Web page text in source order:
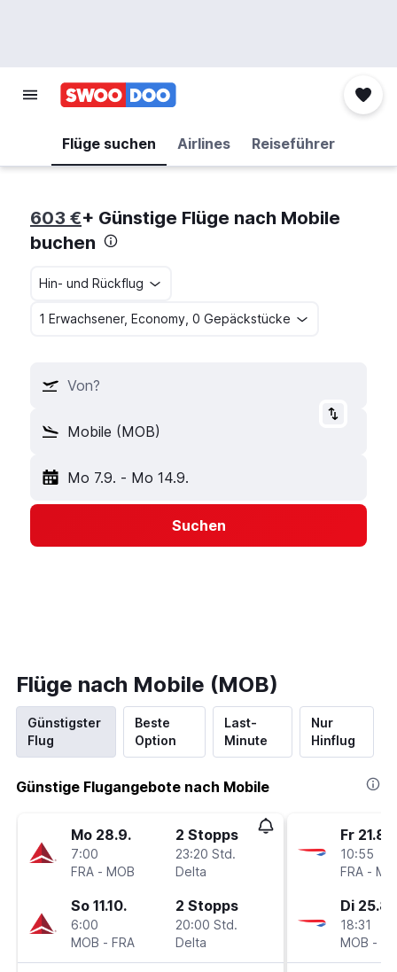
Flüge suchen Airlines Reiseführer
603 €+ Günstige Flüge nach Mobile
buchen
Hin- und Rückflug
1 Erwachsener, Economy, 0 Gepäckstücke
Von?
Mobile (MOB)
Mo 7.9. - Mo 14.9.
Suchen
Flüge nach Mobile (MOB)
Günstigster
Flug
Beste
Option
Last-
Minute
Nur
Hinflug
Günstige Flugangebote nach Mobile
Mo 28.9.
7:00
FRA - MOB
2 Stopps
23:20 Std.
Delta
So 11.10.
6:00
MOB - FRA
2 Stopps
20:00 Std.
Delta
Fr 21.8.
10:55
FRA -
Di 25.8.
18:31
MOB -